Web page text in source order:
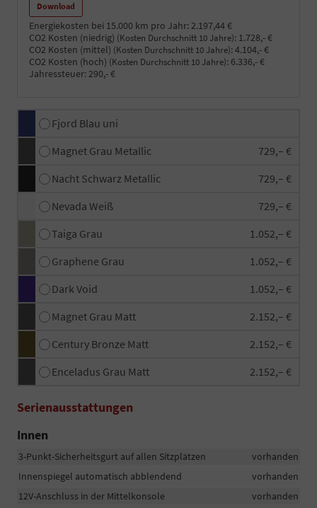
Download
Energiekosten bei 15.000 km pro Jahr: 2.197,44 €
CO2 Kosten (niedrig) (Kosten Durchschnitt 10 Jahre): 1.728,- €
CO2 Kosten (mittel) (Kosten Durchschnitt 10 Jahre): 4.104,- €
CO2 Kosten (hoch) (Kosten Durchschnitt 10 Jahre): 6.336,- €
Jahressteuer: 290,- €
Fjord Blau uni
Magnet Grau Metallic
729,– €
Nacht Schwarz Metallic
729,– €
Nevada Weiß
729,– €
Taiga Grau
1.052,– €
Graphene Grau
1.052,– €
Dark Void
1.052,– €
Magnet Grau Matt
2.152,– €
Century Bronze Matt
2.152,– €
Enceladus Grau Matt
2.152,– €
Serienausstattungen
Innen
3-Punkt-Sicherheitsgurt auf allen Sitzplätzen
vorhanden
Innenspiegel automatisch abblendend
vorhanden
12V-Anschluss in der Mittelkonsole
vorhanden